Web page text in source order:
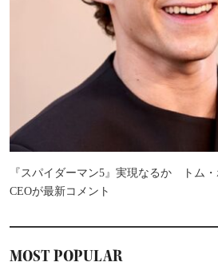
『スパイダーマン5』実現なるか トム
CEOが最新コメント
MOST POPULAR